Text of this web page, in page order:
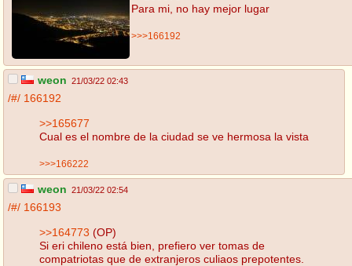
Para mi, no hay mejor lugar
>>>166192
weon 21/03/22 02:43
/#/ 166192
>>165677
Cual es el nombre de la ciudad se ve hermosa la vista
>>>166222
weon 21/03/22 02:54
/#/ 166193
>>164773 (OP)
Si eri chileno está bien, prefiero ver tomas de
compatriotas que de extranjeros culiaos prepotentes.